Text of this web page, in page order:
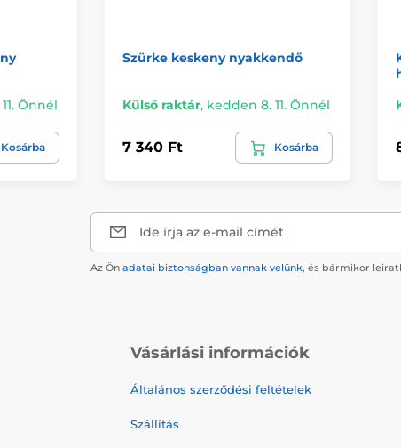
Önnél
Kosárba
Szürke keskeny nyakkendő
Külső raktár, kedden 8. 11. Önnél
7 340 Ft Kosárba
Ide írja az e-mail címét
Az Ön adatai biztonságban vannak velünk, és bármikor
Vásárlási információk
Általános szerződési feltételek
Szállítás